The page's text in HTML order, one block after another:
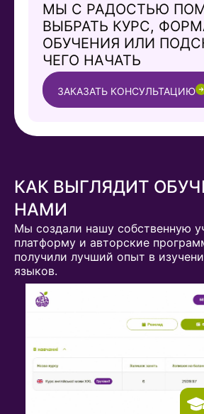
МЫ С РАДОСТЬЮ
ВЫБРАТЬ КУРС,
ОБУЧЕНИЯ ИЛИ
ЧЕГО НАЧАТЬ
ЗАКАЗАТЬ КОНСУЛЬТАЦИЮ
КАК ВЫГЛЯДИТ
НАМИ
Мы создали нашу собственную
платформу и авторские
получили лучший опыт в
языков.